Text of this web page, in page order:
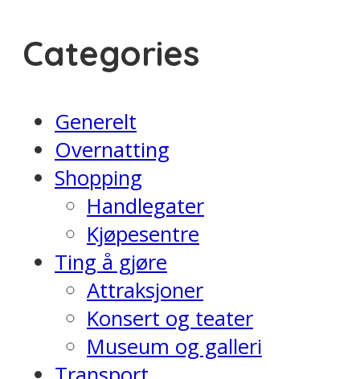
Categories
Generelt
Overnatting
Shopping
Handlegater
Kjøpesentre
Ting å gjøre
Attraksjoner
Konsert og teater
Museum og galleri